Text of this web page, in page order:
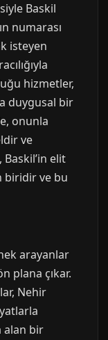
Baskil
numarası
isteyen
hizmetler,
duygusal bir
onunla
ve
elit
biridir ve bu
arayanlar
plana çıkar.
Nehir
alan bir